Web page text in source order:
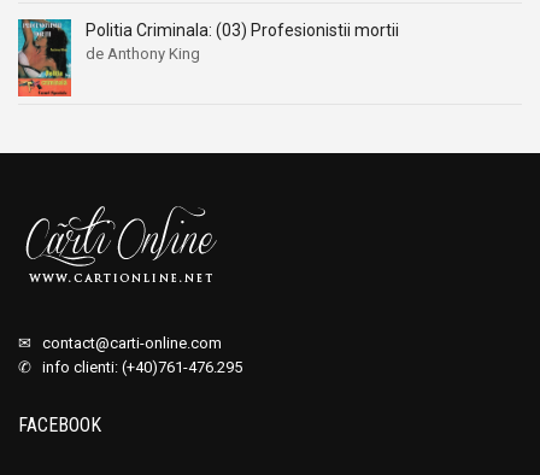
Politia Criminala: (03) Profesionistii mortii
de Anthony King
✉ contact@carti-online.com
✆ info clienti: (+40)761-476.295
FACEBOOK